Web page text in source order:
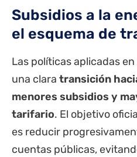
Subsidios a la
el esquema de
Las políticas aplicadas
una clara transición
menores subsidios y
tarifario. El objetivo
es reducir
cuentas públicas,